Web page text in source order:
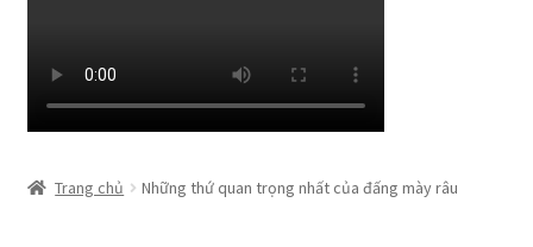
Cửa hàng
Tài khoản
Trang chủ Những thứ quan trọng nhất của đấng mày râu